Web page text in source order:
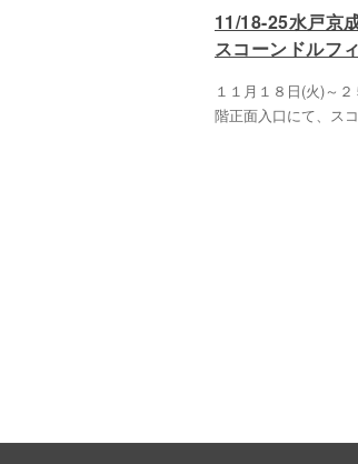
11/18-25水戸京
スコーンドルフ
１１月１８日(火)～
階正面入口にて、ス